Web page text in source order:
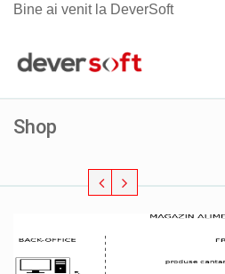
Bine ai venit la DeverSoft
Shop